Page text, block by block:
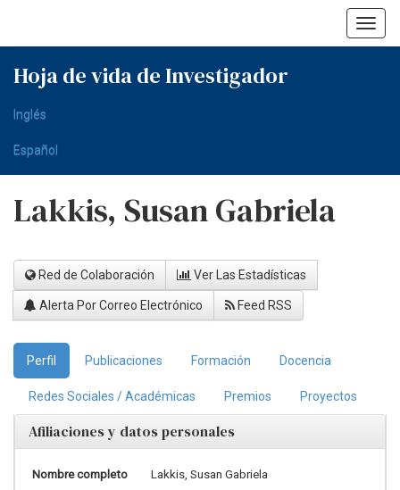
Hoja de vida de Investigador
Inglés
Español
Lakkis, Susan Gabriela
Red de Colaboración Ver Las Estadísticas
Alerta Por Correo Electrónico Feed RSS
Perfil Publicaciones Formación Docencia
Redes Sociales / Académicas Premios Proyectos
Afiliaciones y datos personales
Nombre completo
Lakkis, Susan Gabriela